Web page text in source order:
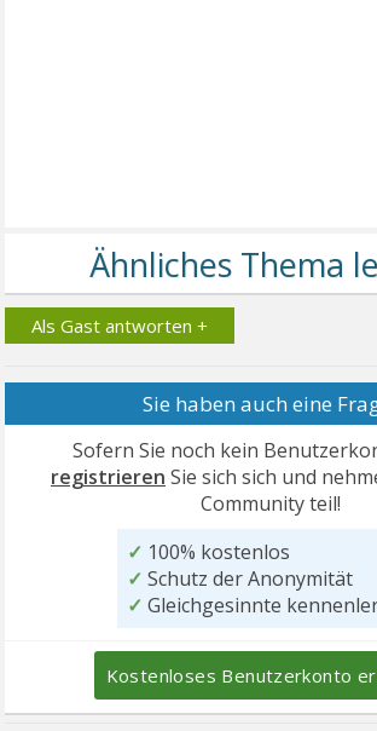
Als Gast antworten +
Sie haben auch eine
Sofern Sie noch kein
registrieren Sie sich sich und
Community teil!
✓ 100% kostenlos
✓ Schutz der Anonymität
✓ Gleichgesinnte
Kostenloses Benutzerkonto